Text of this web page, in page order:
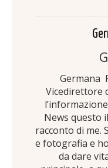
Germana
Vicedirettore
News questo
racconto di me.
e fotografia e
da dare